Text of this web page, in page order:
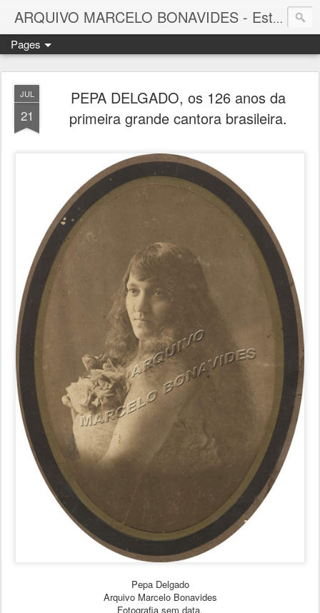
ARQUIVO MARCELO BONAVIDES - Estrelas que nunca se Apagam -
Pages
JUL
21
PEPA DELGADO, os 126 anos da
primeira grande cantora brasileira.
Pepa Delgado
Arquivo Marcelo Bonavides
Fotografia sem data.